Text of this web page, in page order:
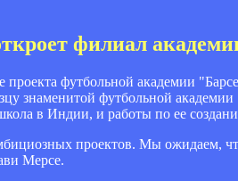
филиал
проекта футбольной академии
знаменитой футбольной
в Индии, и работы по ее
проектов. Мы ожидаем,
Мерсе.